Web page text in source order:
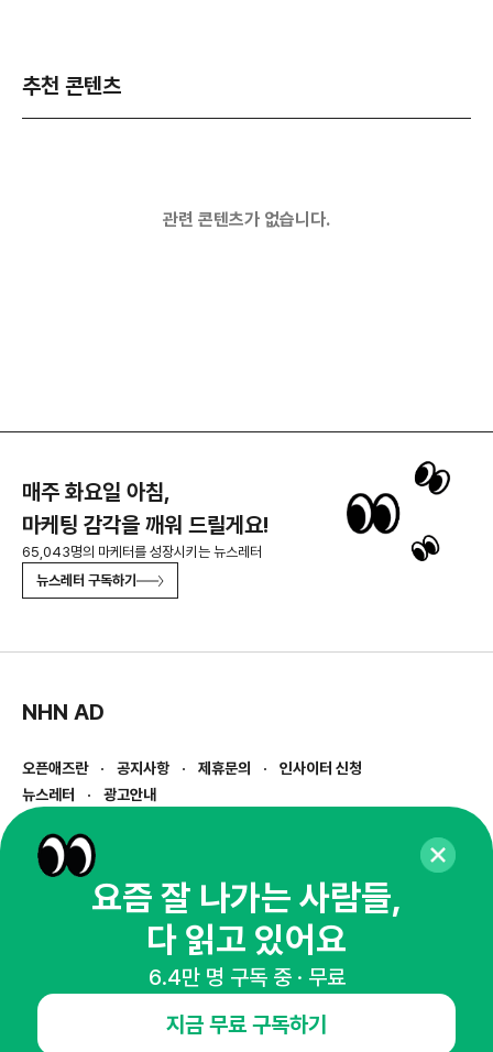
추천 콘텐츠
관련 콘텐츠가 없습니다.
매주 화요일 아침,
마케팅 감각을 깨워 드릴게요!
65,043명의 마케터를 성장시키는 뉴스레터
뉴스레터 구독하기
NHN AD
오픈애즈란 공지사항 제휴문의
인사이터 신청
뉴스레터
광고안내
경기도 성남시 분당구 대왕판교로645번길 16
사업자등록번호 : 144-81-27690(
통신판매업신고번호 : 2014-경기성남-1023
호스팅서비스사업자 : 오픈애즈
1800-2198
openads@openads.co.kr
이용약관
요즘 잘 나가는 사람들,
다 읽고 있어요
6.4만 명 구독 중 · 무료
지금 무료 구독하기